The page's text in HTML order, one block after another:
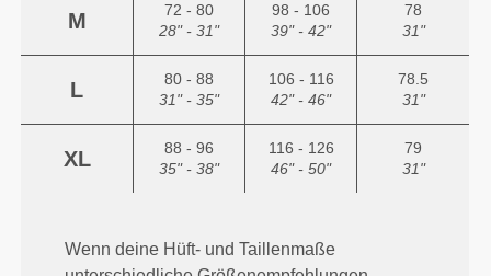
M
72 - 80
28" - 31"
98 - 106
39" - 42"
78
31"
L
80 - 88
31" - 35"
106 - 116
42" - 46"
78.5
31"
XL
88 - 96
35" - 38"
116 - 126
46" - 50"
79
31"
Wenn deine Hüft- und Taillenmaße